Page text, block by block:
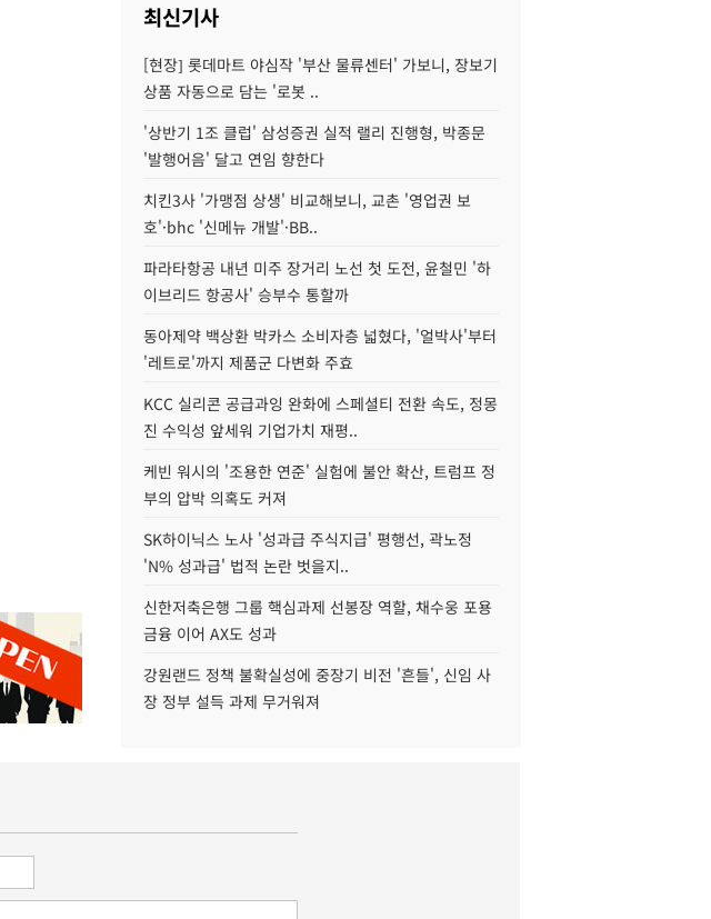
최신기사
[현장] 롯데마트 야심작 '부산 물류센터' 가보니, 장보기
상품 자동으로 담는 '로봇 ..
'상반기 1조 클럽' 삼성증권 실적 랠리 진행형, 박종문
'발행어음' 달고 연임 향한다
치킨3사 '가맹점 상생' 비교해보니, 교촌 '영업권 보
호'·bhc '신메뉴 개발'·BB..
파라타항공 내년 미주 장거리 노선 첫 도전, 윤철민 '하
이브리드 항공사' 승부수 통할까
동아제약 백상환 박카스 소비자층 넓혔다, '얼박사'부터
'레트로'까지 제품군 다변화 주효
KCC 실리콘 공급과잉 완화에 스페셜티 전환 속도, 정몽
진 수익성 앞세워 기업가치 재평..
케빈 워시의 '조용한 연준' 실험에 불안 확산, 트럼프 정
부의 압박 의혹도 커져
SK하이닉스 노사 '성과급 주식지급' 평행선, 곽노정
'N% 성과급' 법적 논란 벗을지..
신한저축은행 그룹 핵심과제 선봉장 역할, 채수웅 포용
금융 이어 AX도 성과
강원랜드 정책 불확실성에 중장기 비전 '흔들', 신임 사
장 정부 설득 과제 무거워져